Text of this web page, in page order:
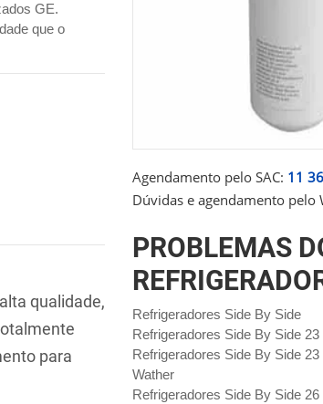
GE.
que o
qualidade,
para
Agendamento pelo SAC: 11
Dúvidas e agendamento pelo
PROBLEMAS
Refrigeradores Side By Side
Refrigeradores Side By Side 23
Refrigeradores Side By Side
Wather
Refrigeradores Side By Side